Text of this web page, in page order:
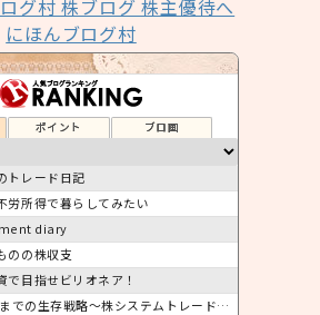
にほんブログ村
ポイント ブロ画
トレード日記
労所得で暮らしてみたい
diary
のの株収支
で目指せビリオネア！
での生存戦略〜株システムトレード日記〜